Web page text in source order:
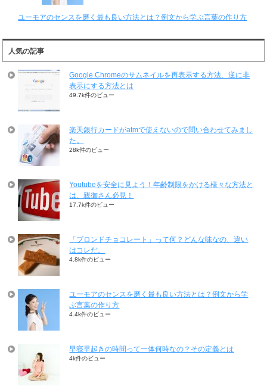
ユーモアのセンスを磨く最も良い方法とは？例文から学ぶ言葉の作り方
人気の記事
Google Chromeのサムネイルを再表示する方法、逆に非
表示にする方法とは
49.7k件のビュー
楽天銀行カードがatmで使えないので問い合わせてみまし
た。
28k件のビュー
Youtubeを安全に見よう！年齢制限をかける様々な方法と
は、親御さん必見！
17.7k件のビュー
「ブロンドチョコレート」って何？どんな味なの、違い
はコレだ。
4.8k件のビュー
ユーモアのセンスを磨く最も良い方法とは？例文から学
ぶ言葉の作り方
4.4k件のビュー
早寝早起きの時間って一体何時なの？その定義とは
4k件のビュー